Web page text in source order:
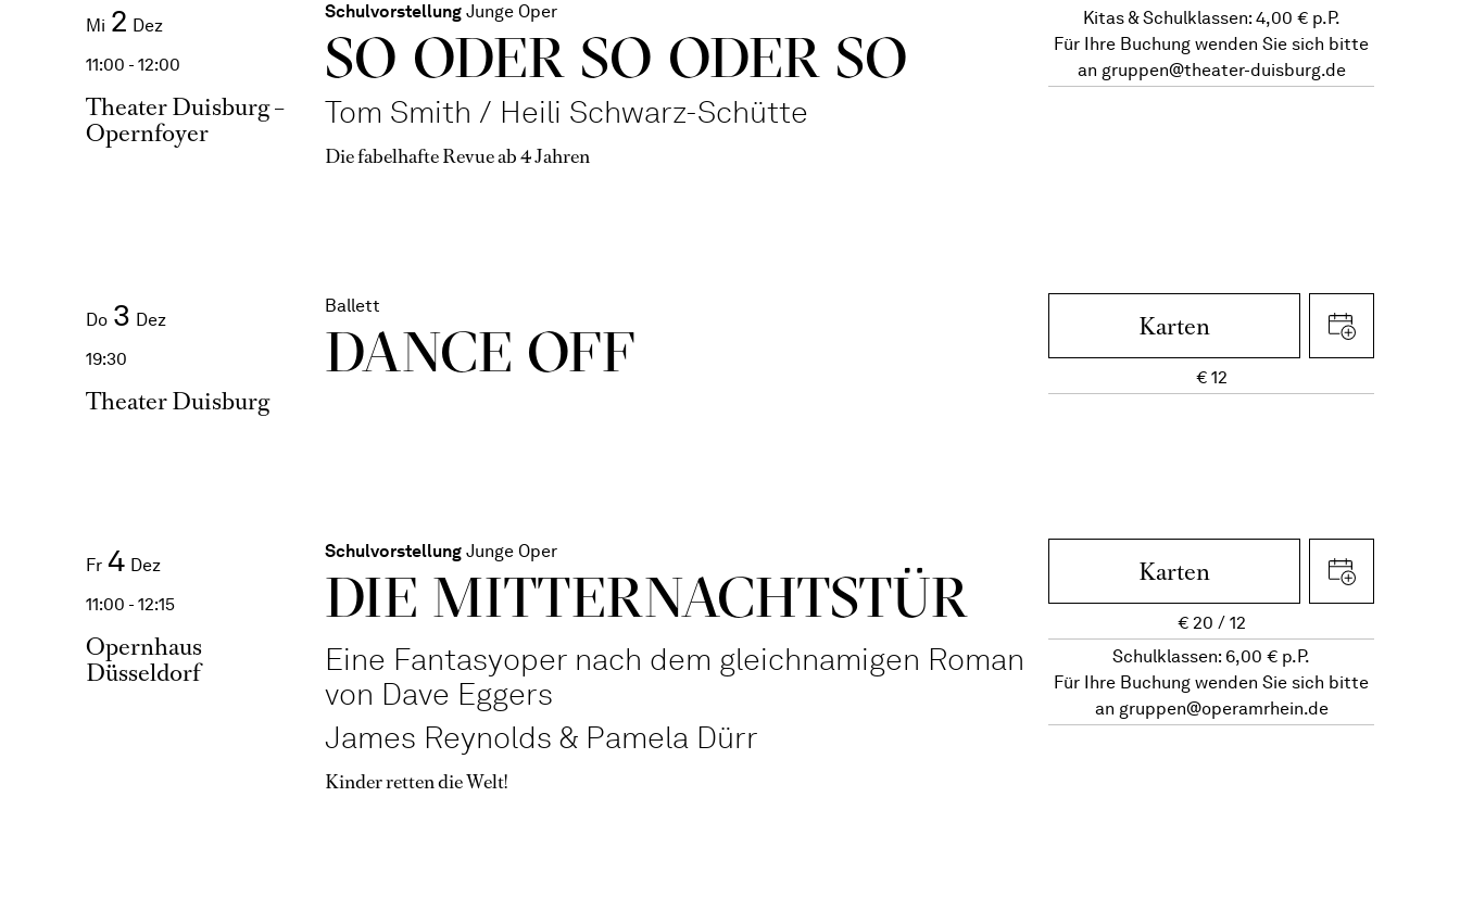
Mi 2 Dez
11:00 - 12:00
Theater Duisburg –
Opernfoyer
Schulvorstellung Junge Oper
SO ODER SO ODER SO
Tom Smith / Heili Schwarz-Schütte
Die fabelhafte Revue ab 4 Jahren
Kitas & Schulklassen: 4,00 € p.P.
Für Ihre Buchung wenden Sie sich bitte
an gruppen@theater-duisburg.de
Do 3 Dez
19:30
Theater Duisburg
Ballett
DANCE OFF Karten
€ 12
Fr 4 Dez
11:00 - 12:15
Opernhaus
Düsseldorf
Schulvorstellung Junge Oper
DIE MITTER­NACHTS­TÜR
Eine Fantasyoper nach dem gleichnamigen Roman
von Dave Eggers
James Reynolds & Pamela Dürr
Kinder retten die Welt!
Karten
€ 20
12
Schulklassen: 6,00 € p.P.
Für Ihre Buchung wenden Sie sich bitte
an gruppen@operamrhein.de